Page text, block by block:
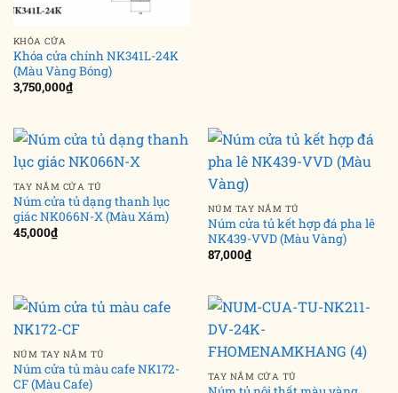
KHÓA CỬA
Khóa cửa chính NK341L-24K
(Màu Vàng Bóng)
3,750,000₫
TAY NẮM CỬA TỦ
Núm cửa tủ dạng thanh lục
giác NK066N-X (Màu Xám)
45,000₫
NÚM TAY NẮM TỦ
Núm cửa tủ kết hợp đá pha lê
NK439-VVD (Màu Vàng)
87,000₫
NÚM TAY NẮM TỦ
Núm cửa tủ màu cafe NK172-
CF (Màu Cafe)
TAY NẮM CỬA TỦ